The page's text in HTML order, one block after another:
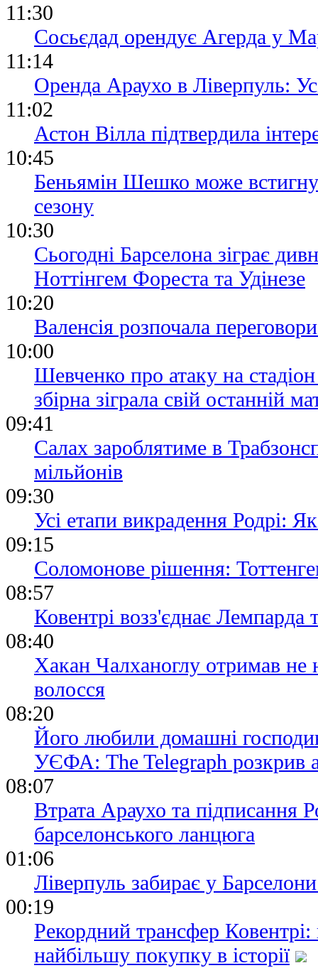
11:30
Сосьєдад орендує Агерда у
11:14
Оренда Араухо в Ліверпуль:
11:02
Астон Вілла підтвердила
10:45
Беньямін Шешко може
сезону
10:30
Сьогодні Барселона зіграє
Ноттінгем Фореста та Удінезе
10:20
Валенсія розпочала
10:00
Шевченко про атаку на
збірна зіграла свій останній
09:41
Салах зароблятиме в
мільйонів
09:30
Усі етапи викрадення Родрі:
09:15
Соломонове рішення:
08:57
Ковентрі возз'єднає Лемпарда
08:40
Хакан Чалханоглу отримав не
волосся
08:20
Його любили домашні
УЄФА: The Telegraph розкрив
08:07
Втрата Араухо та підписання
барселонського ланцюга
01:06
Ліверпуль забирає у
00:19
Рекордний трансфер
найбільшу покупку в історії